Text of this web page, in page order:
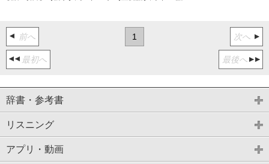
最初へ
前へ 1 次へ
最後へ
辞書・参考書
リスニング
アプリ・動画